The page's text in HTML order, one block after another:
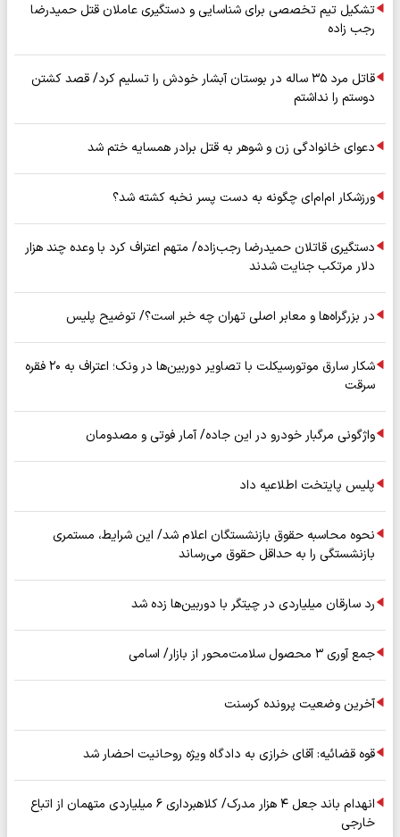
تشکیل تیم تخصصی برای شناسایی و دستگیری عاملان قتل حمیدرضا
رجب زاده
قاتل مرد ۳۵ ساله در بوستان آبشار خودش را تسلیم کرد/ قصد کشتن
دوستم را نداشتم
دعوای خانوادگی زن و شوهر به قتل برادر همسایه ختم شد
ورزشکار ام‌ام‌ای چگونه به دست پسر نخبه کشته شد؟
دستگیری قاتلان حمیدرضا رجب‌زاده/ متهم اعتراف کرد با وعده چند هزار
دلار مرتکب جنایت شدند
در بزرگراه‌ها و معابر اصلی تهران چه خبر است؟/ توضیح پلیس
شکار سارق موتورسیکلت با تصاویر دوربین‌ها در ونک؛ اعتراف به ۲۰ فقره
سرقت
واژگونی مرگبار خودرو در این جاده/ آمار فوتی و مصدومان
پلیس پایتخت اطلاعیه داد
نحوه محاسبه حقوق بازنشستگان اعلام شد/ این شرایط، مستمری
بازنشستگی را به حداقل حقوق می‌رساند
رد سارقان میلیاردی در چیتگر با دوربین‌ها زده شد
جمع آوری ۳ محصول سلامت‌محور از بازار/ اسامی
آخرین وضعیت پرونده کرسنت
قوه قضائیه: آقای خرازی به دادگاه ویژه روحانیت احضار شد
انهدام باند جعل ۴ هزار مدرک/ کلاهبرداری ۶ میلیاردی متهمان از اتباع
خارجی